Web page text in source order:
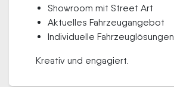
Showroom mit Street Art
Aktuelles Fahrzeugangebot
Individuelle Fahrzeuglösungen
Kreativ und engagiert.